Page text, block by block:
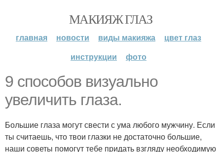
МАКИЯЖ ГЛАЗ
главная новости виды макияжа
цвет глаз
инструкции
фото
9 способов визуально
увеличить глаза.
Большие глаза могут свести с ума любого мужчину. Если
ты считаешь, что твои глазки не достаточно большие,
наши советы помогут тебе придать взгляду необходимую